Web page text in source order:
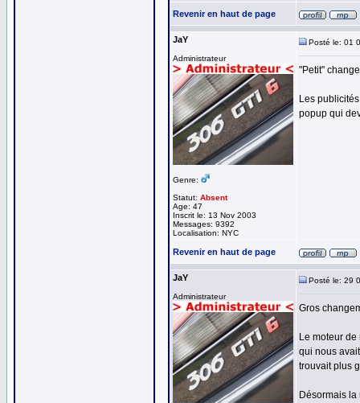
Revenir en haut de page
JaY
Administrateur
Genre:
Statut: Absent
Age: 47
Inscrit le: 13 Nov 2003
Messages: 9392
Localisation: NYC
Posté le: 01
"Petit"
Les
popup qui
Revenir en haut de page
JaY
Administrateur
Posté le: 29
Gros
Le moteur
qui nous
trouvait plus
Désormais